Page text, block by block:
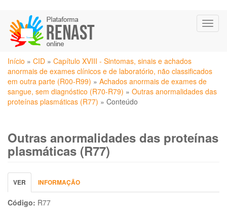
para
conteúdo
principal
Você
está
aqui
Início » CID » Capítulo XVIII - Sintomas, sinais e achados
anormais de exames clínicos e de laboratório, não classificados
em outra parte (R00-R99) » Achados anormais de exames de
sangue, sem diagnóstico (R70-R79) » Outras anormalidades das
proteínas plasmáticas (R77) » Conteúdo
Outras anormalidades das proteínas
plasmáticas (R77)
Abas
primárias
VER (ABA
ATIVA)
INFORMAÇÃO
Código: R77